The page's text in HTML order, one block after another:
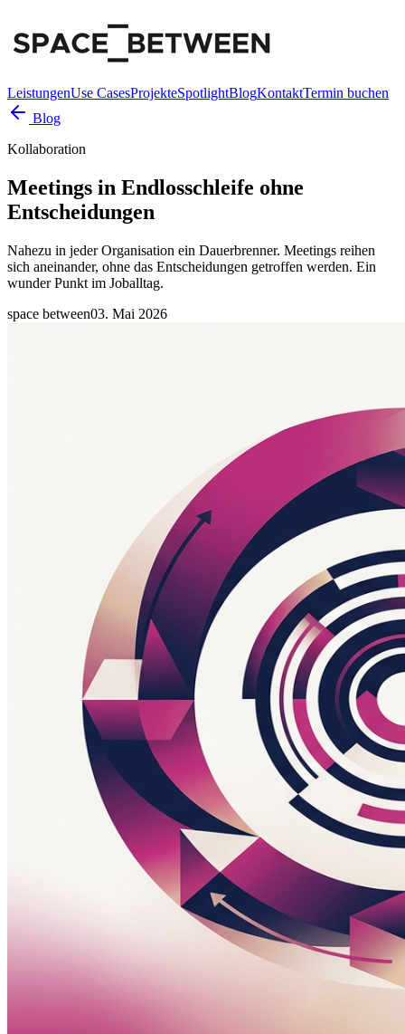
LeistungenUse CasesProjekteSpotlightBlogKontaktTermin buchen
Blog
Kollaboration
Meetings in Endlosschleife ohne
Entscheidungen
Nahezu in jeder Organisation ein Dauerbrenner. Meetings reihen
sich aneinander, ohne das Entscheidungen getroffen werden. Ein
wunder Punkt im Joballtag.
space between03. Mai 2026